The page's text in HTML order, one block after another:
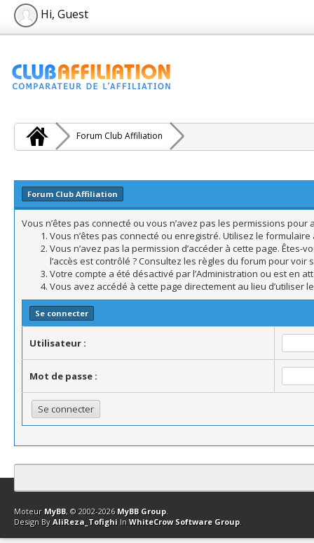
Hi, Guest
Forum Club Affiliation
Forum Club Affiliation
Vous n’êtes pas connecté ou vous n’avez pas les permissions
Vous n’êtes pas connecté ou enregistré. Utilisez le
Vous n’avez pas la permission d’accéder à cette page. Êtes-
l’accès est contrôlé ? Consultez les règles du forum pour
Votre compte a été désactivé par l’Administration ou est en
Vous avez accédé à cette page directement au lieu d’utiliser
Se connecter
Utilisateur :
Mot de passe :
Contact Club Affiliation Retourner en haut Version bas-débit
Moteur MyBB, © 2002-2026 MyBB Group.
Design By AliReza_Tofighi In WhiteCrow Software Group.